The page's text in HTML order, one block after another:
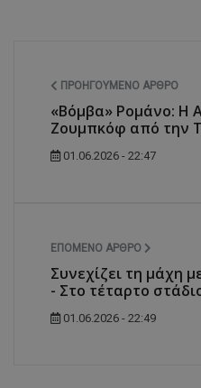
ΠΡΟΗΓΟΎΜΕΝΟ ΆΡΘΡΟ
«Βόμβα» Ρομάνο: Η
Ζουμπκόφ από την
01.06.2026 - 22:47
ΕΠΌΜΕΝΟ ΆΡΘΡΟ
Συνεχίζει τη μάχη
- Στο τέταρτο
01.06.2026 - 22:49